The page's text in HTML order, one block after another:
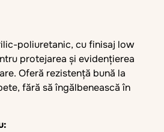
poliuretanic, cu finisaj low
protejarea și evidențierea
Oferă rezistență bună la
fără să îngălbenească în